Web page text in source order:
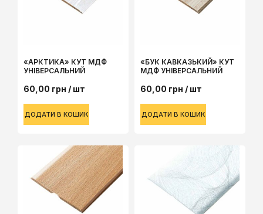
«АРКТИКА» КУТ МДФ
УНІВЕРСАЛЬНИЙ
60,00 грн / шт
ДОДАТИ В КОШИК
«БУК КАВКАЗЬКИЙ» КУТ
МДФ УНІВЕРСАЛЬНИЙ
60,00 грн / шт
ДОДАТИ В КОШИК